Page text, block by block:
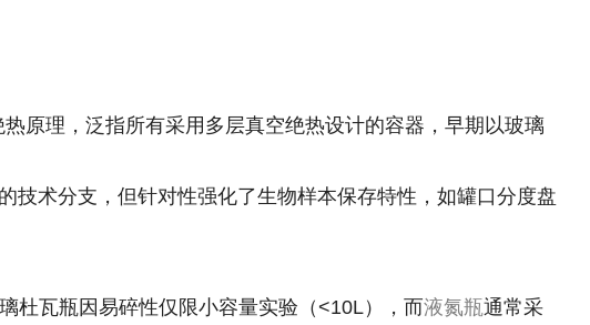
原理，泛指所有采用多层真空绝热设计的容器，早期以玻璃
术分支，但针对性强化了生物样本保存特性，如罐口分度盘
杜瓦瓶因易碎性仅限小容量实验（<10L），而液氮瓶通常采